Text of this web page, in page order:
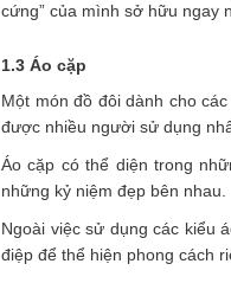
cứng” của mình sở hữu ngay
1.3 Áo cặp
Một món đồ đôi dành cho
được nhiều người sử dụng
Áo cặp có thể diện trong
những kỷ niệm đẹp bên nhau.
Ngoài việc sử dụng các kiểu
điệp để thể hiện phong cách